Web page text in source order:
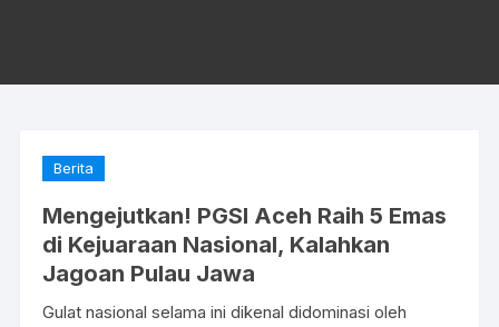
Berita
Mengejutkan! PGSI Aceh Raih 5 Emas
di Kejuaraan Nasional, Kalahkan
Jagoan Pulau Jawa
Gulat nasional selama ini dikenal didominasi oleh